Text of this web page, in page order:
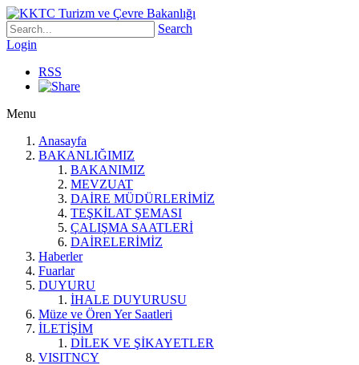
Search
Login
RSS
Menu
Anasayfa
BAKANLIĞIMIZ
BAKANIMIZ
MEVZUAT
DAİRE MÜDÜRLERİMİZ
TEŞKİLAT ŞEMASI
ÇALIŞMA SAATLERİ
DAİRELERİMİZ
Haberler
Fuarlar
DUYURU
İHALE DUYURUSU
Müze ve Ören Yer Saatleri
İLETİŞİM
DİLEK VE ŞİKAYETLER
VISITNCY